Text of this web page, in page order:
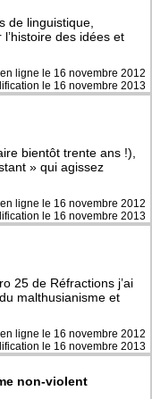
de linguistique,
des idées et
ligne le 16 novembre 2012
le 16 novembre 2013
bientôt trente ans !),
» qui agissez
ligne le 16 novembre 2012
le 16 novembre 2013
25 de Réfractions j’ai
malthusianisme et
ligne le 16 novembre 2012
le 16 novembre 2013
non-violent